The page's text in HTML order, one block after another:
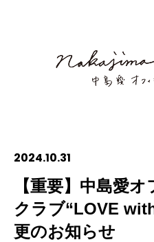
2024.10.31
【重要】中島愛
クラブ“LOVE
更のお知らせ